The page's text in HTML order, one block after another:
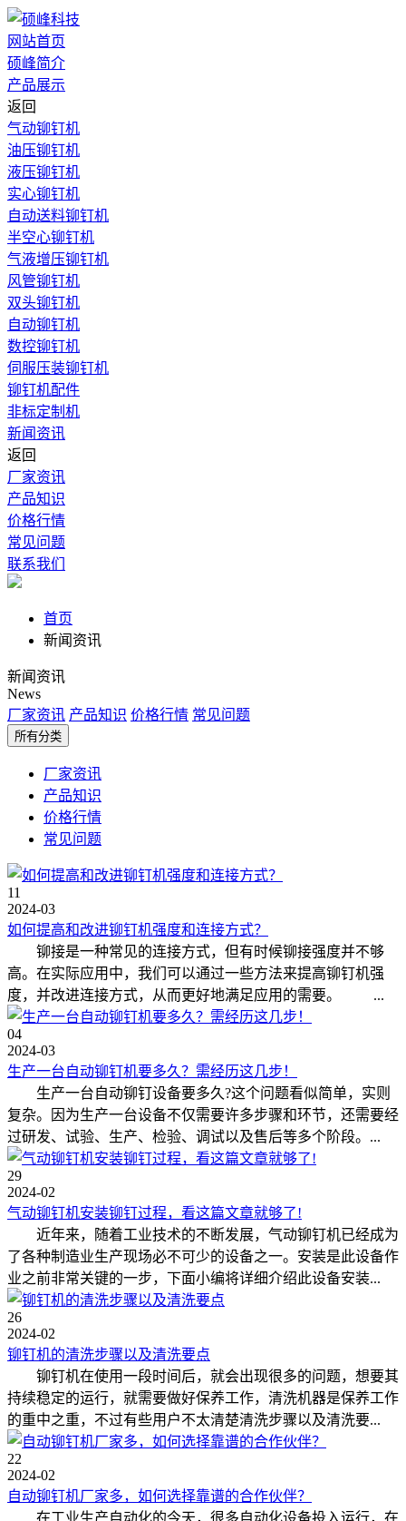
网站首页
硕峰简介
产品展示
返回
气动铆钉机
油压铆钉机
液压铆钉机
实心铆钉机
自动送料铆钉机
半空心铆钉机
气液增压铆钉机
风管铆钉机
双头铆钉机
自动铆钉机
数控铆钉机
伺服压装铆钉机
铆钉机配件
非标定制机
新闻资讯
返回
厂家资讯
产品知识
价格行情
常见问题
联系我们
首页
新闻资讯
新闻资讯
News
厂家资讯 产品知识 价格行情 常见问题
所有分类
厂家资讯
产品知识
价格行情
常见问题
11
2024-03
如何提高和改进铆钉机强度和连接方式？
铆接是一种常见的连接方式，但有时候铆接强度并不够
高。在实际应用中，我们可以通过一些方法来提高铆钉机强
度，并改进连接方式，从而更好地满足应用的需要。 ...
04
2024-03
生产一台自动铆钉机要多久？需经历这几步！
生产一台自动铆钉设备要多久?这个问题看似简单，实则
复杂。因为生产一台设备不仅需要许多步骤和环节，还需要经
过研发、试验、生产、检验、调试以及售后等多个阶段。...
29
2024-02
气动铆钉机安装铆钉过程，看这篇文章就够了!
近年来，随着工业技术的不断发展，气动铆钉机已经成为
了各种制造业生产现场必不可少的设备之一。安装是此设备作
业之前非常关键的一步，下面小编将详细介绍此设备安装...
26
2024-02
铆钉机的清洗步骤以及清洗要点
铆钉机在使用一段时间后，就会出现很多的问题，想要其
持续稳定的运行，就需要做好保养工作，清洗机器是保养工作
的重中之重，不过有些用户不太清楚清洗步骤以及清洗要...
22
2024-02
自动铆钉机厂家多，如何选择靠谱的合作伙伴？
在工业生产自动化的今天，很多自动化设备投入运行，在